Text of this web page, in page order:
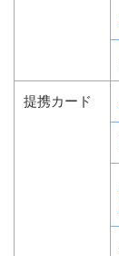
提携カード